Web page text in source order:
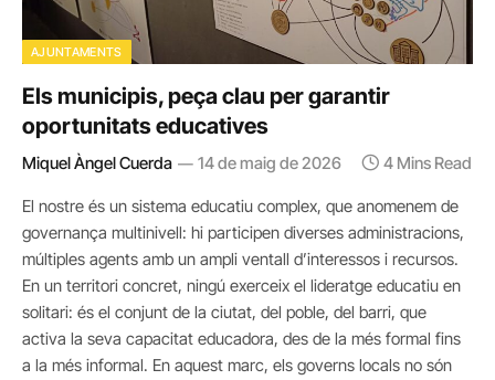
AJUNTAMENTS
Els municipis, peça clau per garantir
oportunitats educatives
Miquel Àngel Cuerda 14 de maig de 2026 4 Mins Read
El nostre és un sistema educatiu complex, que anomenem de
governança multinivell: hi participen diverses administracions,
múltiples agents amb un ampli ventall d’interessos i recursos.
En un territori concret, ningú exerceix el lideratge educatiu en
solitari: és el conjunt de la ciutat, del poble, del barri, que
activa la seva capacitat educadora, des de la més formal fins
a la més informal. En aquest marc, els governs locals no són